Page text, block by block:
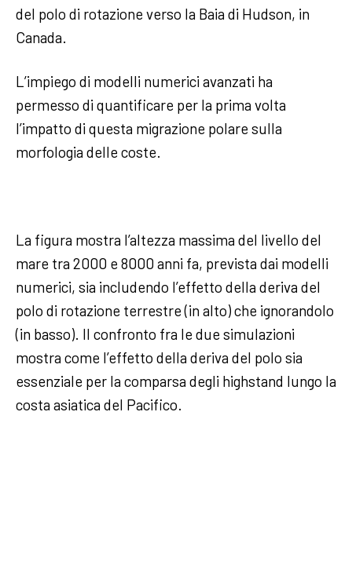
del polo di rotazione verso la Baia di Hudson, in
Canada.
L’impiego di modelli numerici avanzati ha
permesso di quantificare per la prima volta
l’impatto di questa migrazione polare sulla
morfologia delle coste.
La figura mostra l’altezza massima del livello del
mare tra 2000 e 8000 anni fa, prevista dai modelli
numerici, sia includendo l’effetto della deriva del
polo di rotazione terrestre (in alto) che ignorandolo
(in basso). Il confronto fra le due simulazioni
mostra come l’effetto della deriva del polo sia
essenziale per la comparsa degli highstand lungo la
costa asiatica del Pacifico.